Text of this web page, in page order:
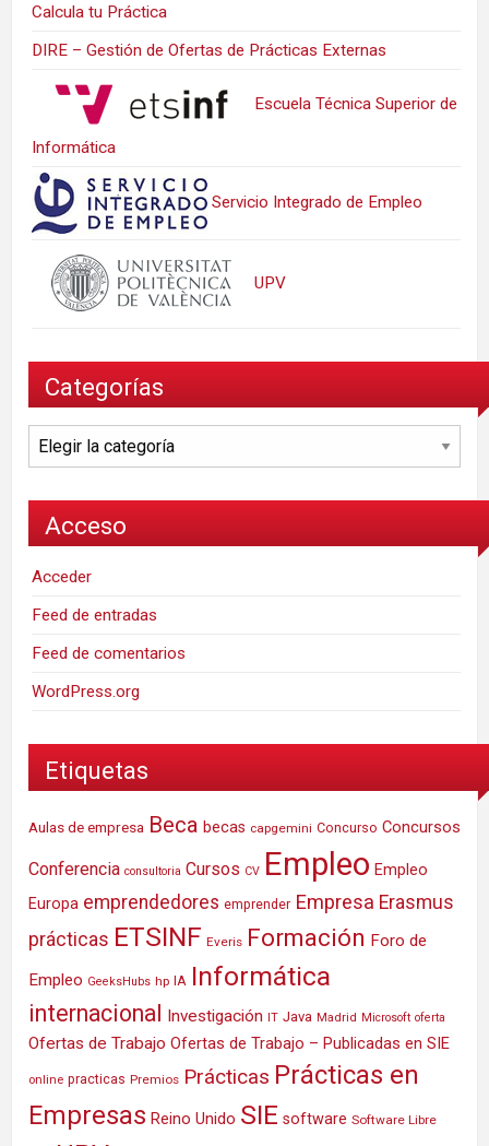
Calcula tu Práctica
DIRE – Gestión de Ofertas de Prácticas Externas
Escuela Técnica Superior de
Informática
Servicio Integrado de Empleo
UPV
Categorías
Categorías
Acceso
Acceder
Feed de entradas
Feed de comentarios
WordPress.org
Etiquetas
Aulas de empresa Beca becas capgemini Concurso Concursos
Conferencia consultoria Cursos CV Empleo Empleo
Europa emprendedores emprender Empresa Erasmus
prácticas ETSINF Everis Formación Foro de
Empleo GeeksHubs hp IA Informática
internacional Investigación IT Java Madrid Microsoft oferta
Ofertas de Trabajo Ofertas de Trabajo – Publicadas en SIE
online practicas Premios Prácticas Prácticas en
Empresas Reino Unido SIE software Software Libre